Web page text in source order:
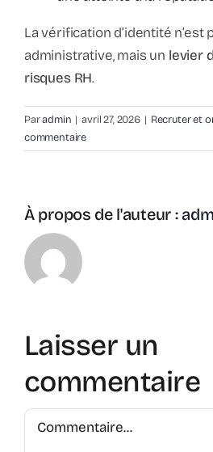
La vérification d’identité n’est
administrative, mais un levier
risques RH.
Paradmin | avril 27, 2026 | Recruter et
commentaire
À propos de l'auteur :
Laisser un
commentaire
Commentaire